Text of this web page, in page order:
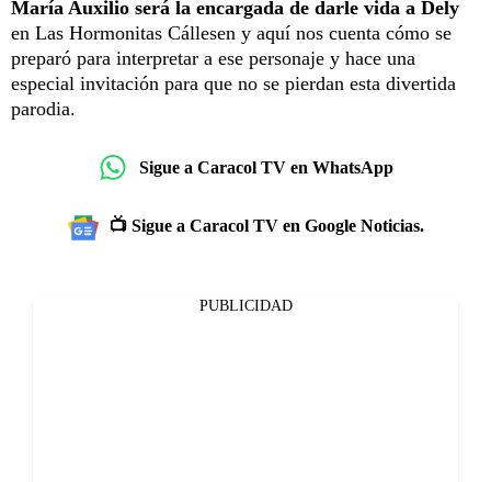
María Auxilio será la encargada de darle vida a Dely
en Las Hormonitas Cállesen y aquí nos cuenta cómo se
preparó para interpretar a ese personaje y hace una
especial invitación para que no se pierdan esta divertida
parodia.
Sigue a Caracol TV en WhatsApp
📺 Sigue a Caracol TV en Google Noticias.
PUBLICIDAD